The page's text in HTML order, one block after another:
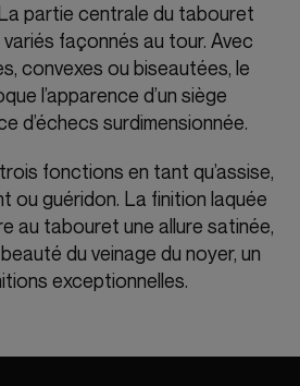
partie centrale du tabouret
façonnés au tour. Avec
convexes ou biseautées, le
l’apparence d’un siège
d’échecs surdimensionnée.
fonctions en tant qu’assise,
ou guéridon. La finition laquée
au tabouret une allure satinée,
du veinage du noyer, un
exceptionnelles.